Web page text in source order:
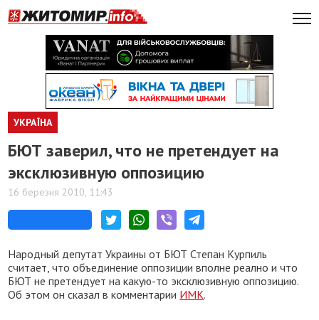
УКРАЇНА
БЮТ заверил, что не претендует на
эксклюзивную оппозицию
16 березня 2010, 11:43
Народный депутат Украины от БЮТ Степан Курпиль
считает, что объединение оппозиции вполне реално и что
БЮТ не претендует на какую-то эксклюзивную оппозицию.
Об этом он сказал в комментарии ИМК.